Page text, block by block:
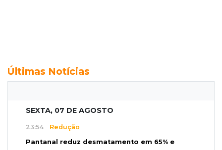
Últimas Notícias
SEXTA, 07 DE AGOSTO
23:54 Redução
Pantanal reduz desmatamento em 65% e